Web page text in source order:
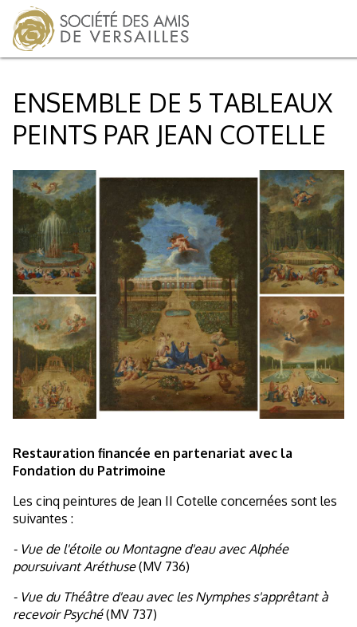
ENSEMBLE DE 5 TABLEAUX
PEINTS PAR JEAN COTELLE
Restauration financée en partenariat avec la
Fondation du Patrimoine
Les cinq peintures de Jean II Cotelle concernées sont les
suivantes :
- Vue de l'étoile ou Montagne d'eau avec Alphée
poursuivant Aréthuse(MV 736)
- Vue du Théâtre d'eau avec les Nymphes s'apprêtant à
recevoir Psyché(MV 737)